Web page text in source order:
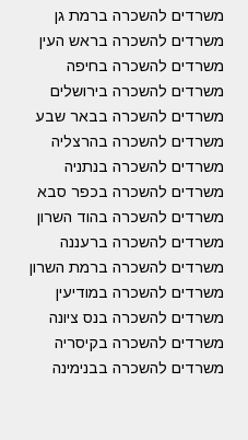
משרדים להשכרה ברמת גן
משרדים להשכרה בראש העין
משרדים להשכרה בחיפה
משרדים להשכרה בירושלים
משרדים להשכרה בבאר שבע
משרדים להשכרה בהרצליה
משרדים להשכרה בנתניה
משרדים להשכרה בכפר סבא
משרדים להשכרה בהוד השרון
משרדים להשכרה ברעננה
משרדים להשכרה ברמת השרון
משרדים להשכרה במודיעין
משרדים להשכרה בנס ציונה
משרדים להשכרה בקיסריה
משרדים להשכרה בבנימינה